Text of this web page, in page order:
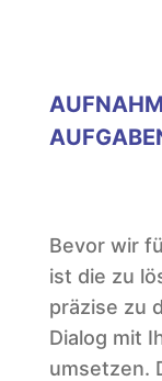
Bevor wir
ist die zu
präzise zu
Dialog mit
umsetzen.